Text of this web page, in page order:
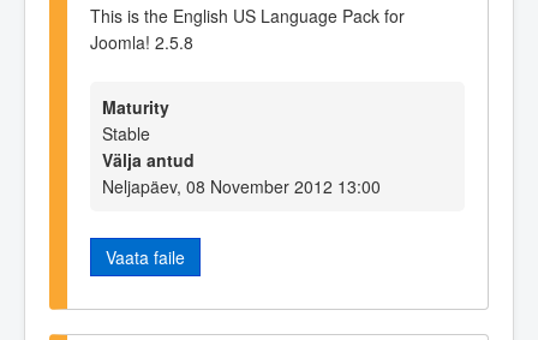
This is the English US Language Pack for
Joomla! 2.5.8
Maturity
Stable
Välja antud
Neljapäev, 08 November 2012 13:00
Vaata faile